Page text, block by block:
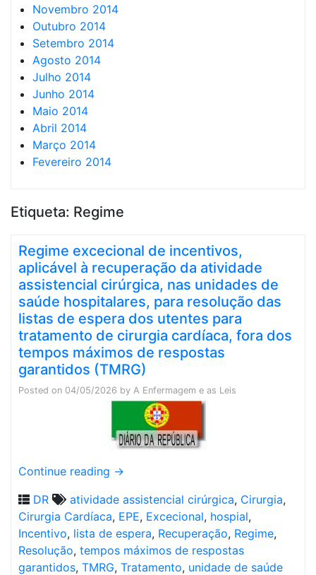
Novembro 2014
Outubro 2014
Setembro 2014
Agosto 2014
Julho 2014
Junho 2014
Maio 2014
Abril 2014
Março 2014
Fevereiro 2014
Etiqueta: Regime
Regime excecional de incentivos,
aplicável à recuperação da atividade
assistencial cirúrgica, nas unidades de
saúde hospitalares, para resolução das
listas de espera dos utentes para
tratamento de cirurgia cardíaca, fora dos
tempos máximos de respostas
garantidos (TMRG)
Posted on 04/05/2026 by A Enfermagem e as Leis
Continue reading →
DR
atividade assistencial cirúrgica, Cirurgia,
Cirurgia Cardíaca, EPE, Excecional, hospial,
Incentivo, lista de espera, Recuperação, Regime,
Resolução, tempos máximos de respostas
garantidos, TMRG, Tratamento, unidade de saúde